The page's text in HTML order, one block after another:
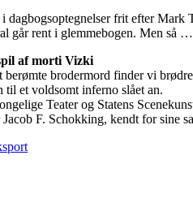
frit efter Mark
går rent i glemmebogen. Men så …
af morti Vizki
brodermord finder vi
til et voldsomt inferno slået an.
Teater og Statens
F. Schokking, kendt for sine